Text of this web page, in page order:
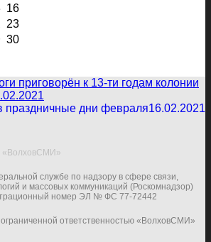
16
23
30
приговорён к 13-ти годам колонии
праздничные дни февраля16.02.2021
«ВолховСМИ»
службе по надзору в сфере связи,
и массовых коммуникаций (Роскомнадзор)
номер ЭЛ № ФС 77-72442
ответственностью «ВолховСМИ»